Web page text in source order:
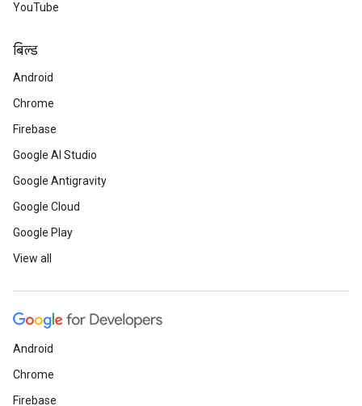
YouTube
बिल्ड
Android
Chrome
Firebase
Google AI Studio
Google Antigravity
Google Cloud
Google Play
View all
Android
Chrome
Firebase